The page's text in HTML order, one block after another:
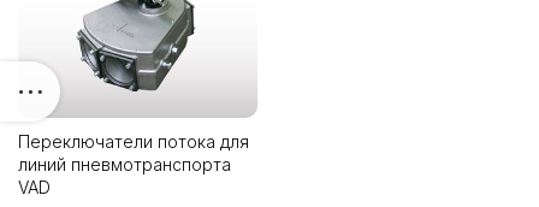
Переключатели потока для
линий пневмотранспорта
VAD